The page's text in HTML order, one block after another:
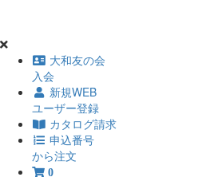
大和友の会
入会
新規WEB
ユーザー登録
カタログ請求
申込番号
から注文
0